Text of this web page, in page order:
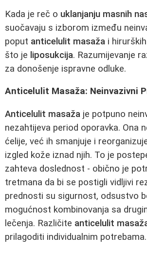
Kada je reč o uklanjanju masnih
suočavaju s izborom između
poput anticelulit masaža i
što je liposukcija. Razumijevanje
za donošenje ispravne odluke.
Anticelulit Masaža: Neinvazivni
Anticelulit masaža je potpuno
nezahtijeva period oporavka. Ona
ćelije, već ih smanjuje i
izgled kože iznad njih. To je
zahteva doslednost - obično je
tretmana da bi se postigli vidljivi
prednosti su sigurnost, odsustvo
mogućnost kombinovanja sa
lečenja. Različite anticelulit
prilagoditi individualnim potrebama.